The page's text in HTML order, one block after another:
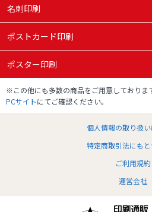
名刺印刷
ポストカード印刷
ポスター印刷
※この他にも多数の商品をご用意しております
PCサイトにてご確認ください。
個人情報の取り扱
特定商取引法にも
ご利用規約
運営会社